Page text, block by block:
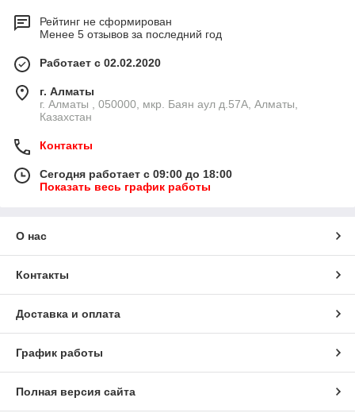
Рейтинг не сформирован
Менее 5 отзывов за последний год
Работает с 02.02.2020
г. Алматы
г. Алматы , 050000, мкр. Баян аул д.57А, Алматы,
Казахстан
Контакты
Сегодня работает с 09:00 до 18:00
Показать весь график работы
О нас
Контакты
Доставка и оплата
График работы
Полная версия сайта